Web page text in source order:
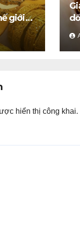
giới
vàng
hiển thị công khai.